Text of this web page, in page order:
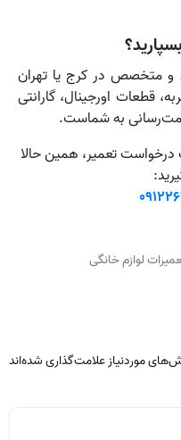
و متخصص در کرج یا تهران
قطعات اورجینال، گارانتی
به شماست.
درخواست تعمیر، همین حالا
لوازم خانگی
موردنیاز علامت‌گذاری شده‌اند